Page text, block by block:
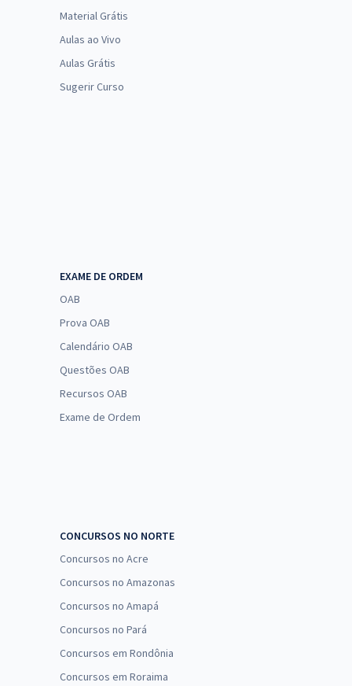
Material Grátis
Aulas ao Vivo
Aulas Grátis
Sugerir Curso
EXAME DE ORDEM
OAB
Prova OAB
Calendário OAB
Questões OAB
Recursos OAB
Exame de Ordem
CONCURSOS NO NORTE
Concursos no Acre
Concursos no Amazonas
Concursos no Amapá
Concursos no Pará
Concursos em Rondônia
Concursos em Roraima